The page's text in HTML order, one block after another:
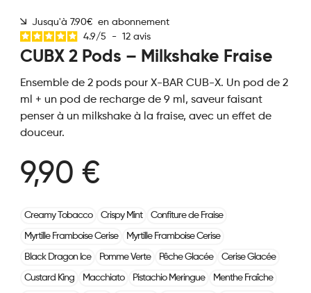
Jusqu'à 7.90€ en abonnement
4.9/5 - 12 avis
CUBX 2 Pods – Milkshake Fraise
Ensemble de 2 pods pour X-BAR CUB-X. Un pod de 2
ml + un pod de recharge de 9 ml, saveur faisant
penser à un milkshake à la fraise, avec un effet de
douceur.
9,90 €
Creamy Tobacco Crispy Mint Confiture de Fraise
Myrtille Framboise Cerise Myrtille Framboise Cerise
Black Dragon Ice Pomme Verte Pêche Glacée Cerise Glacée
Custard King Macchiato Pistachio Meringue Menthe Fraîche